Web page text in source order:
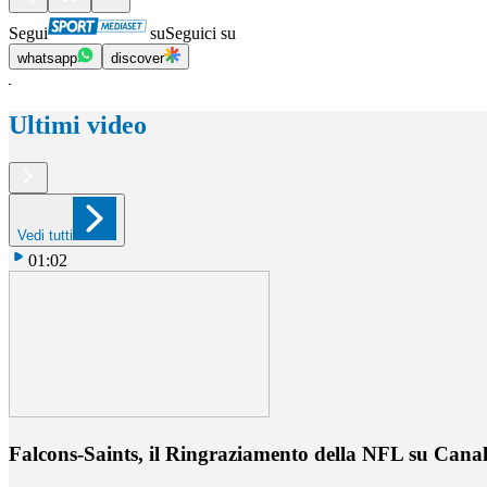
Segui suSeguici su
whatsapp discover
Ultimi video
Vedi tutti
01:02
Falcons-Saints, il Ringraziamento della NFL su